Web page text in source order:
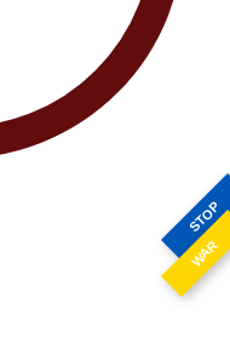
STOP
WAR